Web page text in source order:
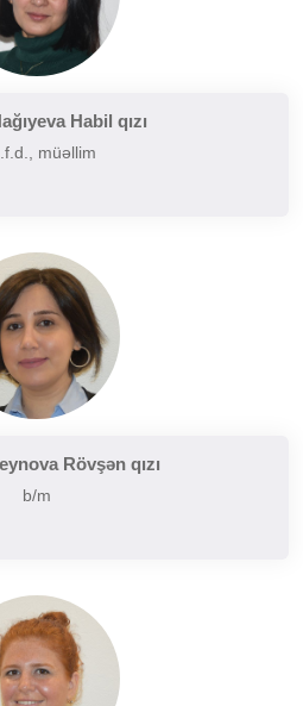
Habil qızı
müəllim
Rövşən qızı
b/m